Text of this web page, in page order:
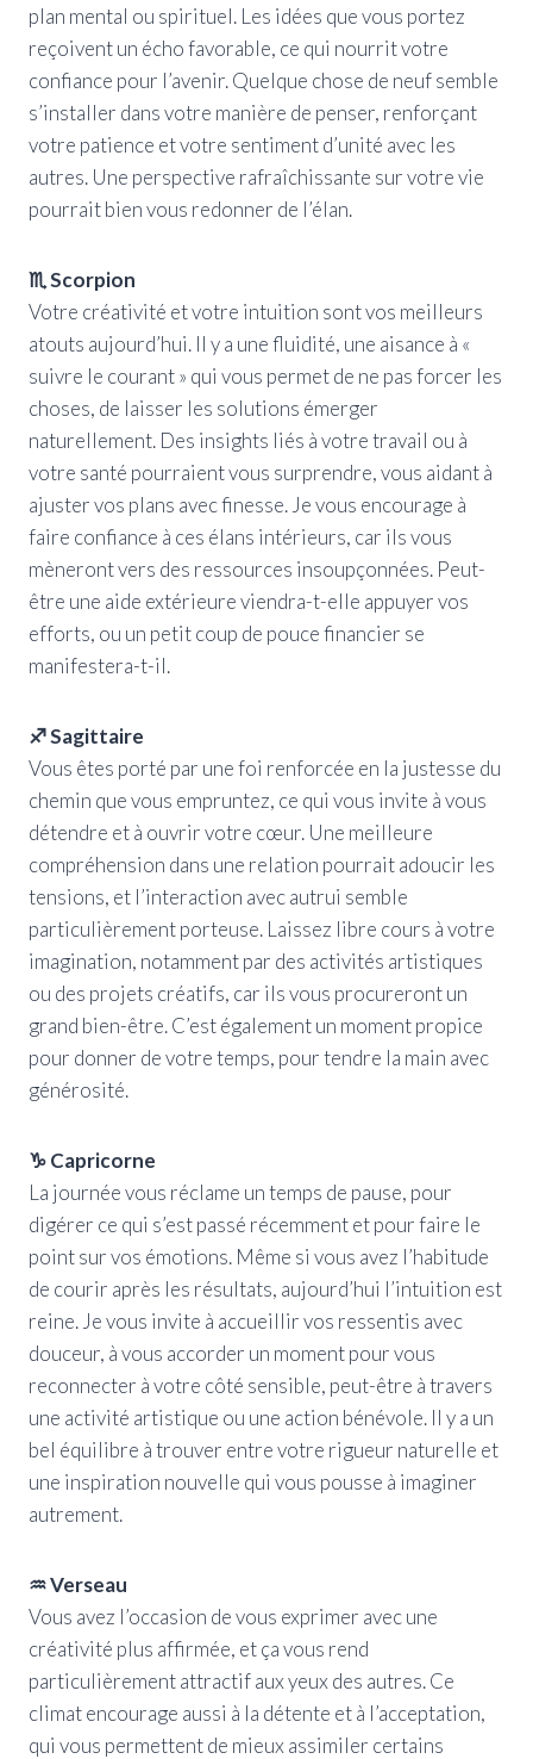
plan mental ou spirituel. Les idées que vous portez
reçoivent un écho favorable, ce qui nourrit votre
confiance pour l’avenir. Quelque chose de neuf semble
s’installer dans votre manière de penser, renforçant
votre patience et votre sentiment d’unité avec les
autres. Une perspective rafraîchissante sur votre vie
pourrait bien vous redonner de l’élan.
♏ Scorpion
Votre créativité et votre intuition sont vos meilleurs
atouts aujourd’hui. Il y a une fluidité, une aisance à «
suivre le courant » qui vous permet de ne pas forcer les
choses, de laisser les solutions émerger
naturellement. Des insights liés à votre travail ou à
votre santé pourraient vous surprendre, vous aidant à
ajuster vos plans avec finesse. Je vous encourage à
faire confiance à ces élans intérieurs, car ils vous
mèneront vers des ressources insoupçonnées. Peut-
être une aide extérieure viendra-t-elle appuyer vos
efforts, ou un petit coup de pouce financier se
manifestera-t-il.
♐ Sagittaire
Vous êtes porté par une foi renforcée en la justesse du
chemin que vous empruntez, ce qui vous invite à vous
détendre et à ouvrir votre cœur. Une meilleure
compréhension dans une relation pourrait adoucir les
tensions, et l’interaction avec autrui semble
particulièrement porteuse. Laissez libre cours à votre
imagination, notamment par des activités artistiques
ou des projets créatifs, car ils vous procureront un
grand bien-être. C’est également un moment propice
pour donner de votre temps, pour tendre la main avec
générosité.
♑ Capricorne
La journée vous réclame un temps de pause, pour
digérer ce qui s’est passé récemment et pour faire le
point sur vos émotions. Même si vous avez l’habitude
de courir après les résultats, aujourd’hui l’intuition est
reine. Je vous invite à accueillir vos ressentis avec
douceur, à vous accorder un moment pour vous
reconnecter à votre côté sensible, peut-être à travers
une activité artistique ou une action bénévole. Il y a un
bel équilibre à trouver entre votre rigueur naturelle et
une inspiration nouvelle qui vous pousse à imaginer
autrement.
♒ Verseau
Vous avez l’occasion de vous exprimer avec une
créativité plus affirmée, et ça vous rend
particulièrement attractif aux yeux des autres. Ce
climat encourage aussi à la détente et à l’acceptation,
qui vous permettent de mieux assimiler certains